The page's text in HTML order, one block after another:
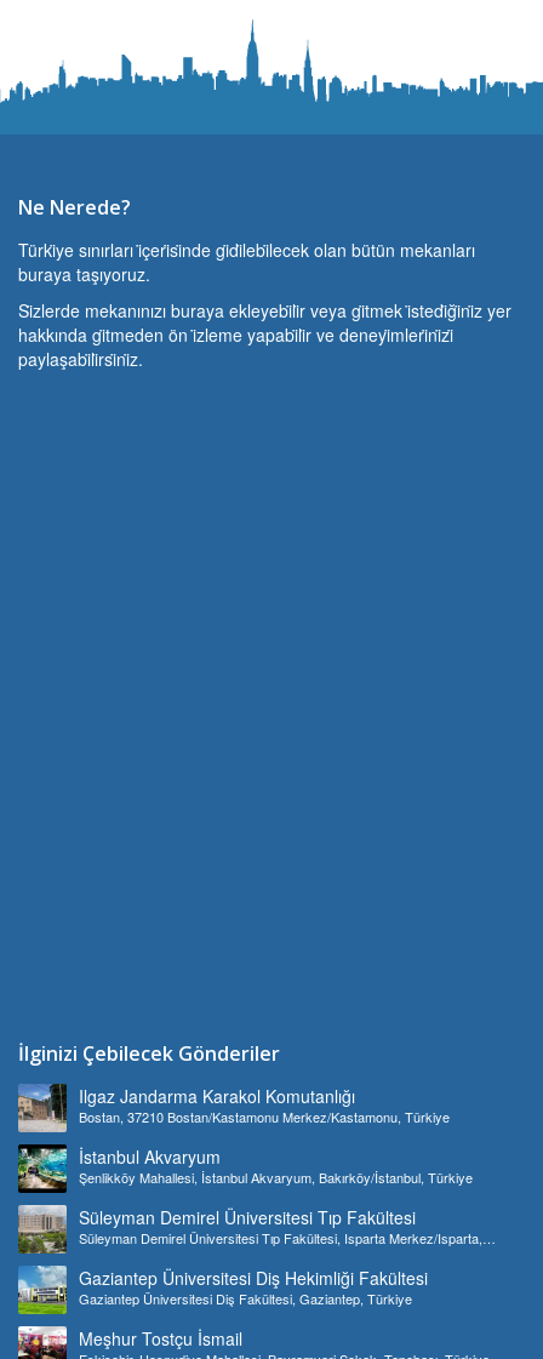
Ne Nerede?
Türki̇ye sınırları i̇çeri̇si̇nde gi̇di̇lebi̇lecek olan bütün mekanları
buraya taşıyoruz.
Si̇zlerde mekanınızı buraya ekleyebi̇li̇r veya gi̇tmek i̇stedi̇ği̇ni̇z yer
hakkında gi̇tmeden ön i̇zleme yapabi̇li̇r ve deneyi̇mleri̇ni̇zi̇
paylaşabi̇li̇rsi̇ni̇z.
İlginizi Çebilecek Gönderiler
Ilgaz Jandarma Karakol Komutanlığı
Bostan, 37210 Bostan/Kastamonu Merkez/Kastamonu, Türkiye
İstanbul Akvaryum
Şenlikköy Mahallesi, İstanbul Akvaryum, Bakırköy/İstanbul, Türkiye
Süleyman Demirel Üniversitesi Tıp Fakültesi
Süleyman Demirel Üniversitesi Tıp Fakültesi, Isparta Merkez/Isparta,
Gaziantep Üniversitesi Diş Hekimliği Fakültesi
Gaziantep Üniversitesi Diş Fakültesi, Gaziantep, Türkiye
Meşhur Tostçu İsmail